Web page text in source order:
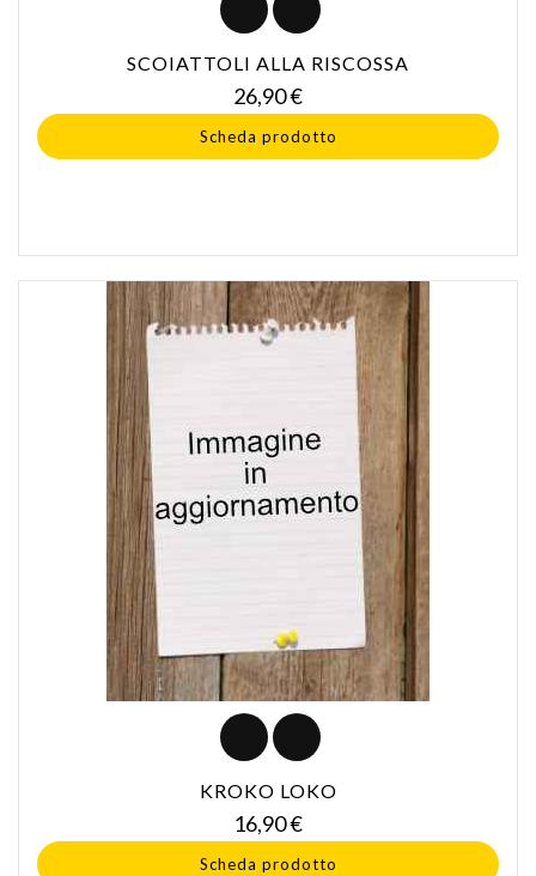
SCOIATTOLI ALLA RISCOSSA
26,90 €Prezzo
Scheda prodotto
KROKO LOKO
16,90 €Prezzo
Scheda prodotto